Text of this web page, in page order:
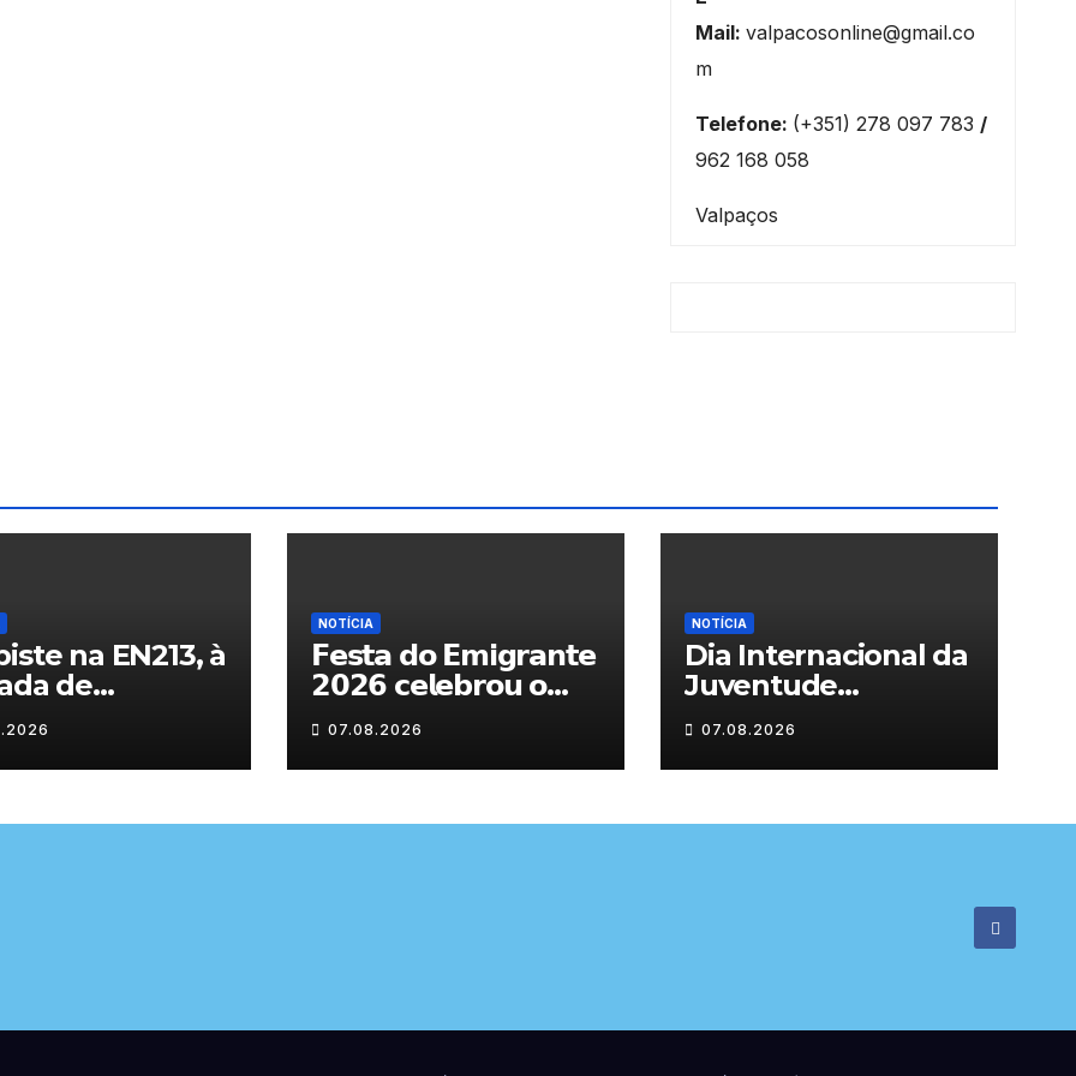
Mail: valpacosonline@gmail.co
m
Telefone: (+351) 278 097 783 /
962 168 058
Valpaços
na EN213, à
de
NOTÍCIA
𝗙𝗲𝘀𝘁𝗮 𝗱𝗼 𝗘𝗺𝗶𝗴𝗿𝗮𝗻𝘁𝗲
𝟮𝟬𝟮𝟲 𝗰𝗲𝗹𝗲𝗯𝗿𝗼𝘂 𝗼
𝗿𝗲𝗲𝗻𝗰𝗼𝗻𝘁𝗿𝗼 𝗲 𝗼𝘀
𝗹𝗮𝗰̧𝗼𝘀 𝗾𝘂𝗲 𝘂𝗻𝗲𝗺
𝗠𝘂𝗿𝗰̧𝗮
07.08.2026
NOTÍCIA
Dia Internacional da
Juventude
celebrado em
Chaves com
atividades gratuitas
07.08.2026